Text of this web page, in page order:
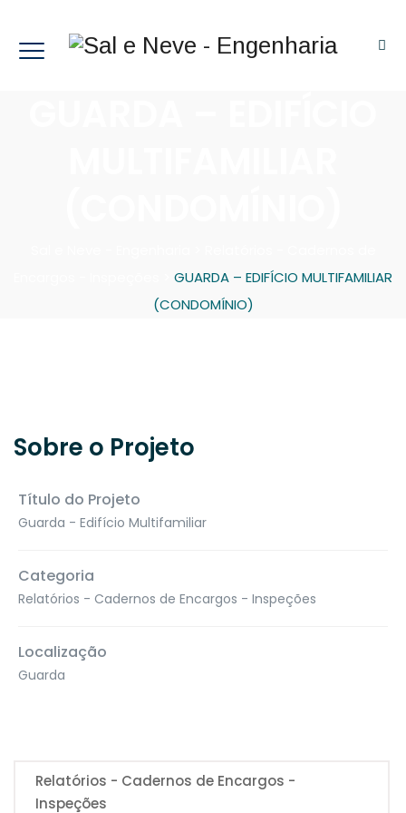
GUARDA – EDIFÍCIO MULTIFAMILIAR
(CONDOMÍNIO)
Sobre o Projeto
Título do Projeto
Guarda - Edifício Multifamiliar
Categoria
Relatórios - Cadernos de Encargos - Inspeções
Localização
Guarda
Relatórios - Cadernos de Encargos -
Inspeções